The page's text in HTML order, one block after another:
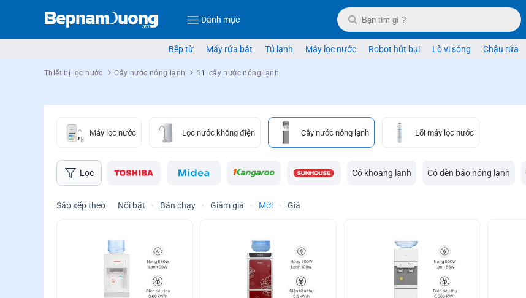
Danh mục
Bếp từ Máy rửa bát Tủ lạnh Máy lọc nước Robot hút bụi Lò vi sóng Chậu rửa
Thiết bị lọc nước Cây nước nóng lạnh 11 cây nước nóng lạnh
Máy lọc nước Lọc nước không điện Cây nước nóng lạnh Lõi máy lọc nước
Lọc Có khoang lạnh Có đèn báo nóng lạnh
Sắp xếp theo Nổi bật Bán chạy Giảm giá Mới Giá